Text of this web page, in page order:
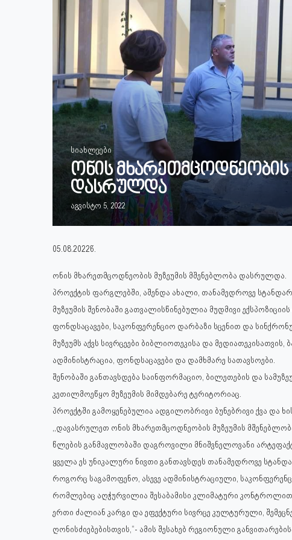
სიახლეები
ონის მხარეთმცოდნეობის
დასრულდა
აგვისტო 5, 2022
05.08.2022წ.
ონის მხარეთმცოდნეობის მუზეუმის მშენებლობა დასრულდა.
პროექტის ფარგლებში, აშენდა ახალი, თანამედროვე
მუზეუმის შენობაში გათვალისწინებულია მუდმივი
ფონდსაცავები, საკონფერენციო დარბაზი სცენით და
მუზეუმს აქვს სივრცეები ბიბლიოთეკისა და
ადმინისტრაცია, ფონდსაცავები და დამხმარე სათავსოები.
შენობაში განთავსდება საინფორმაციო, ბილეთების და
კეთილმოეწყო მუზეუმის მიმდებარე ტერიტორიაც.
პროექტში გამოყენებულია ადგილობრივი ბუნებრივი ქვა და
,,დავასრულეთ ონის მხარეთმცოდნეობის მუზეუმის
წლების განმავლობაში დაგროვილი მნიშვნელოვანი
ყველა ეს უნიკალური ნივთი განთავსდეს თანამედროვე
როგორც საგამოფენო, ასევე ადმინისტრაციული,
რომლებიც აღჭურვილია შესაბამისი კლიმატური კონტროლით.
ერთი ძალიან კარგი და ეფექტური სივრცე კულტურული,
ღონისძიებებისთვის,“- ამის შესახებ რეგიონული